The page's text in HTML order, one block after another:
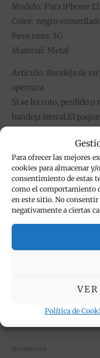
Para ofrecer las mejores
cookies para almacenar
consentimiento de estas
como el comportamiento
en este sitio. No
negativamente a ciertas
Política de
Modelo: Para iPhone 12
Color: negro
Peso neto: 3G
Material: Metal
Artículo: Bandeja de
apertura
Si se ha roto, perdido
bandeja lateral.El
1 bandeja para tarjeta
1 * llave de PIN de
Productos
Accesorios